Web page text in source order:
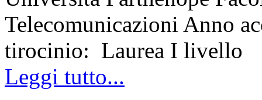
Telecomunicazioni Anno
tirocinio: Laurea I livello
Leggi tutto...